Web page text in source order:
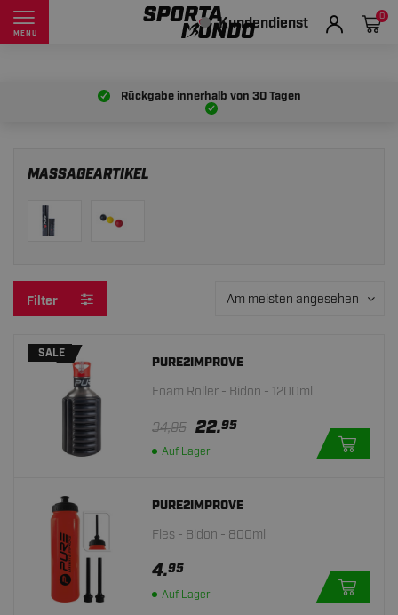
MENU Kundendienst 0
Rückgabe innerhalb von 30 Tagen
MASSAGEARTIKEL
Filter Am meisten angesehen
SALE
PURE2IMPROVE
Foam Roller - Bidon - 1200ml
34,95 22.95
Auf Lager
PURE2IMPROVE
Fles - Bidon - 800ml
4.95
Auf Lager